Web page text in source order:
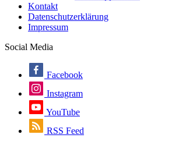
Kontakt
Datenschutzerklärung
Impressum
Social Media
Facebook
Instagram
YouTube
RSS Feed